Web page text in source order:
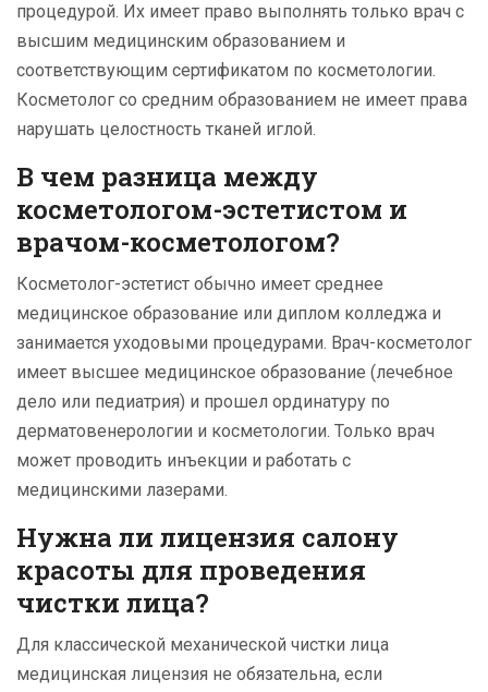
процедурой. Их имеет право выполнять только врач с
высшим медицинским образованием и
соответствующим сертификатом по косметологии.
Косметолог со средним образованием не имеет права
нарушать целостность тканей иглой.
В чем разница между
косметологом-эстетистом и
врачом-косметологом?
Косметолог-эстетист обычно имеет среднее
медицинское образование или диплом колледжа и
занимается уходовыми процедурами. Врач-косметолог
имеет высшее медицинское образование (лечебное
дело или педиатрия) и прошел ординатуру по
дерматовенерологии и косметологии. Только врач
может проводить инъекции и работать с
медицинскими лазерами.
Нужна ли лицензия салону
красоты для проведения
чистки лица?
Для классической механической чистки лица
медицинская лицензия не обязательна, если